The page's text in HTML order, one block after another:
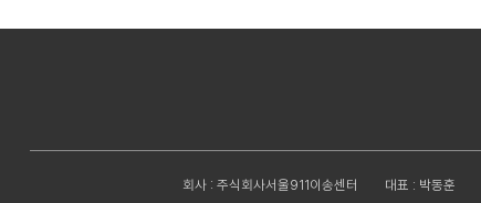
회사 : 주식회사서울911이송센터 대표 : 박동훈